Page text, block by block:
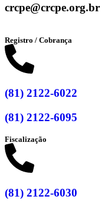
crcpe@crcpe.org.br
Registro / Cobrança
(81) 2122-6022
(81) 2122-6095
Fiscalização
(81) 2122-6030